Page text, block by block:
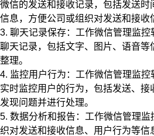
微信的发送和接收记录，包括发送
信息，方便公司或组织对发送和接收
3. 聊天记录保存：工作微信管理监
聊天记录，包括文字、图片、语音等
整理。
4. 监控用户行为：工作微信管理监
实时监控用户的行为，包括发送、
发现问题并进行处理。
5. 数据分析和报告：工作微信管理监
织对发送和接收信息、用户行为等